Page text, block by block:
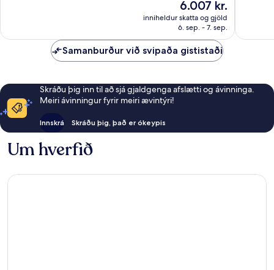
Verðið
er
6.007 kr.
6.007 kr.
inniheldur skatta og gjöld
6. sep. - 7. sep.
Samanburður við svipaða gististaði
Skráðu þig inn til að sjá gjaldgenga afslætti og ávinninga.
Meiri ávinningur fyrir meiri ævintýri!
Innskrá Skráðu þig, það er ókeypis
Um hverfið